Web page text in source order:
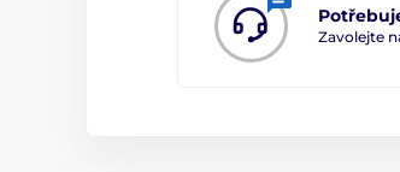
Zavolejte